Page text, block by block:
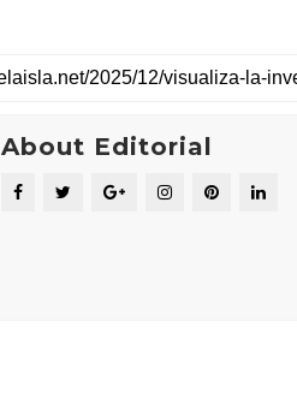
About Editorial